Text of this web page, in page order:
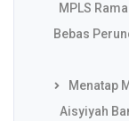
MPLS
Bebas
Menatap
Aisyiyah